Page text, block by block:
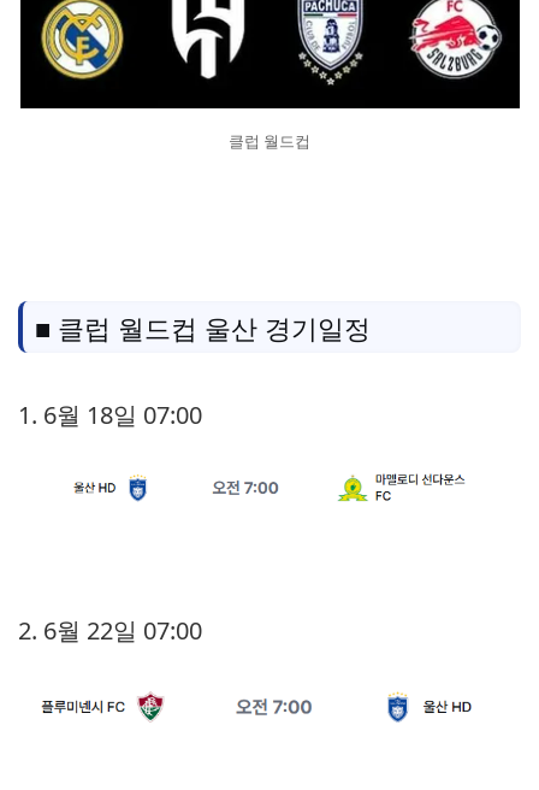
클럽 월드컵
■ 클럽 월드컵 울산 경기일정
1. 6월 18일 07:00
2. 6월 22일 07:00